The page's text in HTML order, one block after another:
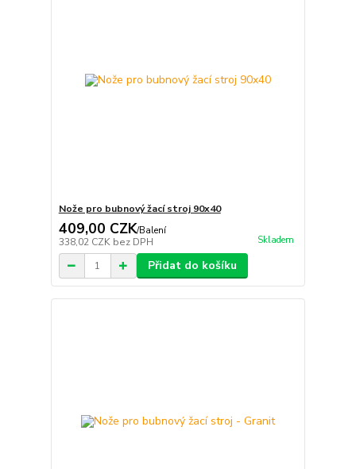
Nože pro bubnový žací stroj 90x40
409,00 CZK/Balení
338,02 CZK bez DPH Skladem
Přidat do košíku